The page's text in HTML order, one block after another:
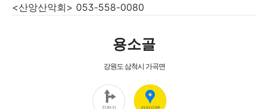
<산앙산악회> 053-558-0080